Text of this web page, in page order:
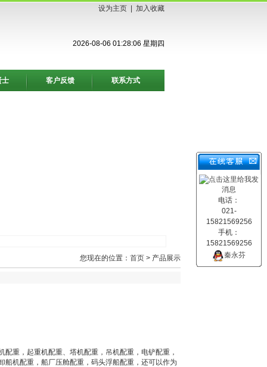
设为主页 加入收藏
2026-08-06 01:28:07 星期四
士 客户反馈 联系方式
您现在的位置： 首页> 产品展示
重，起重机配重、塔机配重，吊机配重，电铲配重，
船机配重，船厂压舱配重，码头浮船配重，还可以作为
电话：
021-
15821569256
手机：
15821569256
秦永芬